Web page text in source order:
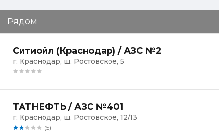
Рядом
Ситиойл (Краснодар) / АЗС №2
г. Краснодар, ш. Ростовское, 5
ТАТНЕФТЬ / АЗС №401
г. Краснодар, ш. Ростовское, 12/13
(5)